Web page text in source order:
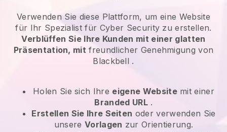
Verwenden Sie diese Plattform, um eine Website
für Ihr Spezialist für Cyber Security zu erstellen.
Verblüffen Sie Ihre Kunden mit einer glatten
Präsentation, mit freundlicher Genehmigung von
Blackbell .
Holen Sie sich Ihre eigene Websitemit einer
Branded URL.
Erstellen Sie Ihre Seiten oder verwenden Sie
unsere Vorlagen zur Orientierung.